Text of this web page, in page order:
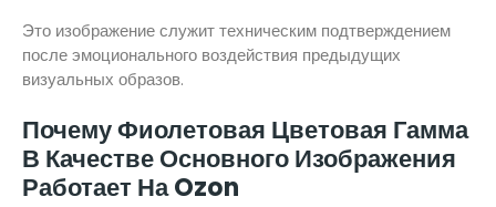
Это изображение служит техническим подтверждением
после эмоционального воздействия предыдущих
визуальных образов.
Почему Фиолетовая Цветовая Гамма
В Качестве Основного Изображения
Работает На Ozon